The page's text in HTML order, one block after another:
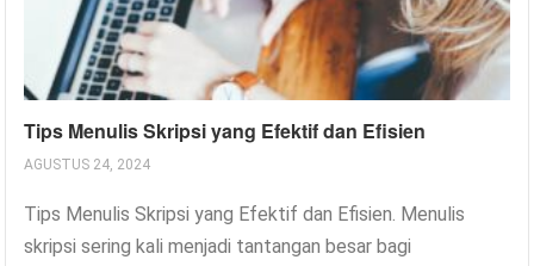
Tips Menulis Skripsi yang Efektif dan Efisien
AGUSTUS 24, 2024
Tips Menulis Skripsi yang Efektif dan Efisien. Menulis
skripsi sering kali menjadi tantangan besar bagi